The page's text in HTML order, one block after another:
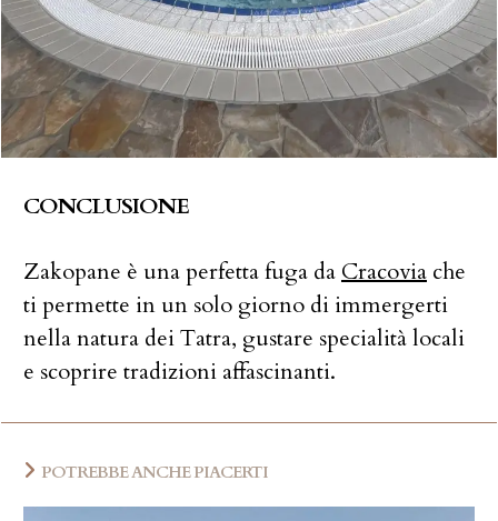
CONCLUSIONE
Zakopane è una perfetta fuga da Cracovia che
ti permette in un solo giorno di immergerti
nella natura dei Tatra, gustare specialità locali
e scoprire tradizioni affascinanti.
POTREBBE ANCHE PIACERTI